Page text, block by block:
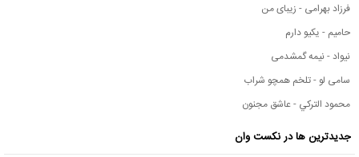
فرزاد بهرامی - زیبای من
حامیم - یکیو دارم
نیواد - نیمه گمشدمی
سامی لو - تلخم همچو شراب
محمود التركي - عاشق مجنون
جدیدترین ها در نکست وان